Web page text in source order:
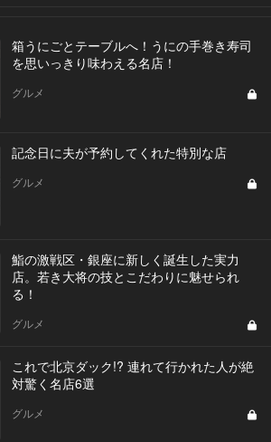
箱うにごとテーブルへ！うにの手巻き寿司
を思いっきり味わえる名店！
グルメ
記念日に夫が予約してくれた特別な店
グルメ
鮨の激戦区・銀座に新しく誕生した実力
店。若き大将の技とこだわりに魅せられ
る！
グルメ
これで北京ダック!? 連れて行かれた人が絶
対驚く名店6選
グルメ